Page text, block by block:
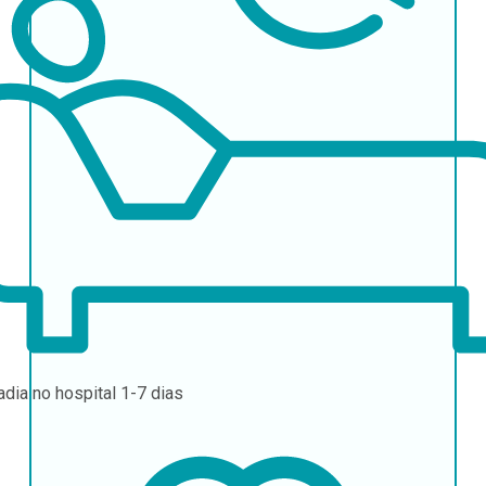
no hospital 1-7 dias